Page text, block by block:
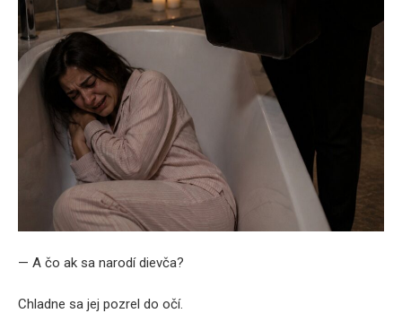
— A čo ak sa narodí dievča?
Chladne sa jej pozrel do očí.